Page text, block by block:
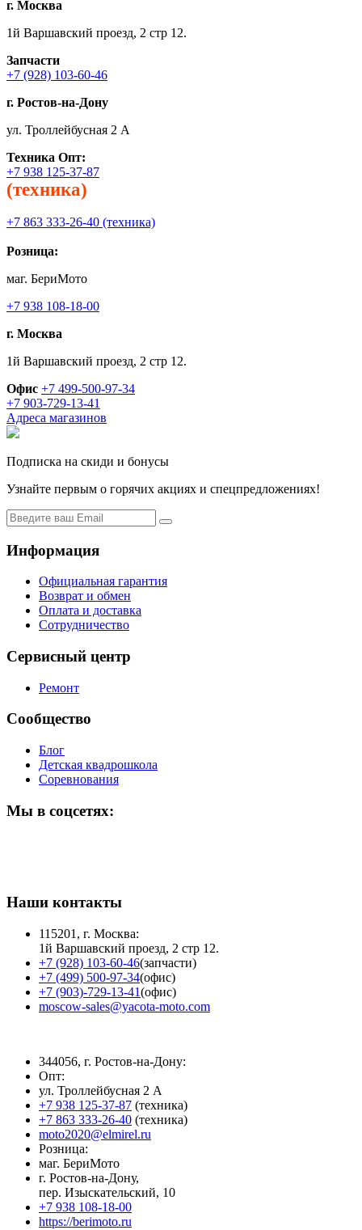
г. Москва
1й Варшавский проезд, 2 стр 12.
Запчасти
+7 (928) 103-60-46
г. Ростов-на-Дону
ул. Троллейбусная 2 А
Техника Опт:
+7 938 125-37-87
(техника)
+7 863 333-26-40 (техника)
Розница:
маг. БериМото
+7 938 108-18-00
г. Москва
1й Варшавский проезд, 2 стр 12.
Офис +7 499-500-97-34
+7 903-729-13-41
Адреса магазинов
Подписка на скиди и бонусы
Узнайте первым о горячих акциях и спецпредложениях!
Информация
Официальная гарантия
Возврат и обмен
Оплата и доставка
Сотрудничество
Сервисный центр
Ремонт
Сообщество
Блог
Детская квадрошкола
Соревнования
Мы в соцсетях:
Наши контакты
115201, г. Москва:
1й Варшавский проезд, 2 стр 12.
+7 (928) 103-60-46(запчасти)
+7 (499) 500-97-34(офис)
+7 (903)-729-13-41(офис)
moscow-sales@yacota-moto.com
344056, г. Ростов-на-Дону:
Опт:
ул. Троллейбусная 2 А
+7 938 125-37-87 (техника)
+7 863 333-26-40 (техника)
moto2020@elmirel.ru
Розница:
маг. БериМото
г. Ростов-на-Дону,
пер. Изыскательский, 10
+7 938 108-18-00
https://berimoto.ru